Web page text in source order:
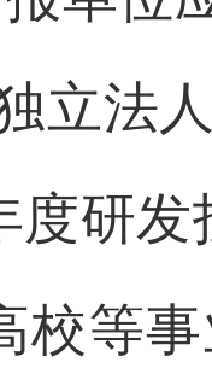
立法
度研发
校等